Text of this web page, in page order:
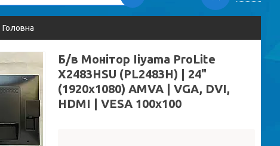
Головна
Б/в Монітор Iiyama ProLite
X2483HSU (PL2483H) | 24"
(1920x1080) AMVA | VGA, DVI,
HDMI | VESA 100x100